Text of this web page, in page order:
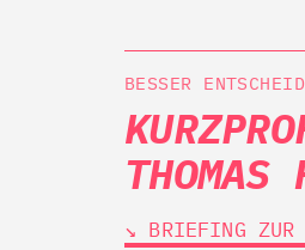
BESSER
THOMAS
↘︎ BRIEFING ZUR